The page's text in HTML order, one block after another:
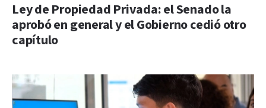
Ley de Propiedad Privada: el Senado la
aprobó en general y el Gobierno cedió otro
capítulo